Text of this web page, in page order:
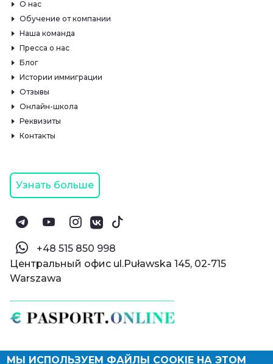
© Паспорт Онлайн 2019—2026
О нас
Обучение от компании
Наша команда
Пресса о нас
Блог
Истории иммиграции
Отзывы
Онлайн-школа
Реквизиты
Контакты
Узнать больше
‪+48 515 850 998‬
Центральный офис ul.Puławska 145, 02-715
Warszawa
МЫ ИСПОЛЬЗУЕМ ФАЙЛЫ COOKIE НА ЭТОМ